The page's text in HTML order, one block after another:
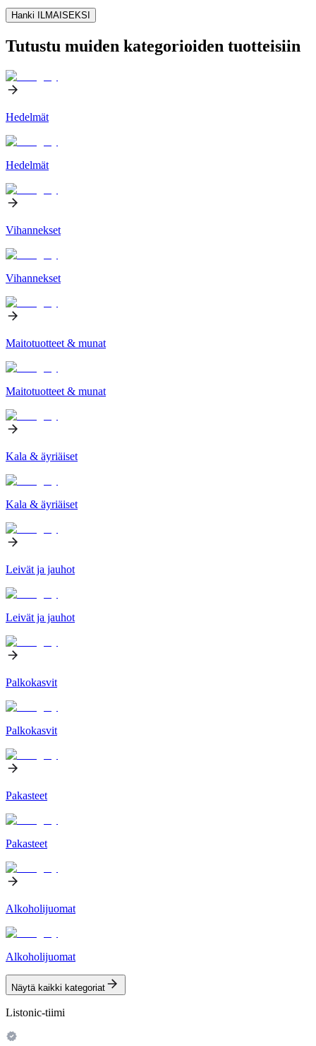
Hanki ILMAISEKSI
Tutustu muiden kategorioiden tuotteisiin
Hedelmät
Hedelmät
Vihannekset
Vihannekset
Maitotuotteet & munat
Maitotuotteet & munat
Kala & äyriäiset
Kala & äyriäiset
Leivät ja jauhot
Leivät ja jauhot
Palkokasvit
Palkokasvit
Pakasteet
Pakasteet
Alkoholijuomat
Alkoholijuomat
Näytä kaikki kategoriat
Listonic-tiimi